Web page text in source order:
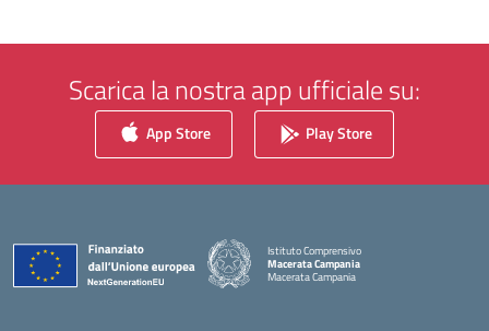
Scarica la nostra app ufficiale su:
App Store Play Store
Istituto Comprensivo
Macerata Campania
Macerata Campania
— Visita la pagina iniziale della scuola